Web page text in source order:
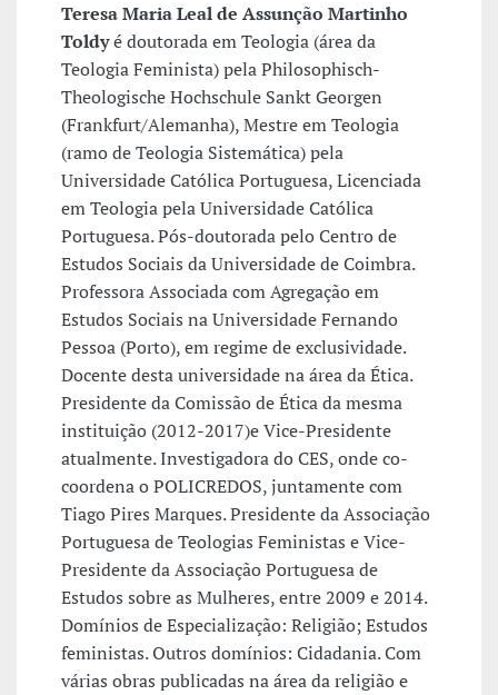
Teresa Maria Leal de Assunção Martinho
Toldyé doutorada em Teologia (área da
Teologia Feminista) pela Philosophisch-
Theologische Hochschule Sankt Georgen
(Frankfurt/Alemanha), Mestre em Teologia
(ramo de Teologia Sistemática) pela
Universidade Católica Portuguesa, Licenciada
em Teologia pela Universidade Católica
Portuguesa. Pós-doutorada pelo Centro de
Estudos Sociais da Universidade de Coimbra.
Professora Associada com Agregação em
Estudos Sociais na Universidade Fernando
Pessoa (Porto), em regime de exclusividade.
Docente desta universidade na área da Ética.
Presidente da Comissão de Ética da mesma
instituição (2012-2017)e Vice-Presidente
atualmente. Investigadora do CES, onde co-
coordena o POLICREDOS, juntamente com
Tiago Pires Marques. Presidente da Associação
Portuguesa de Teologias Feministas e Vice-
Presidente da Associação Portuguesa de
Estudos sobre as Mulheres, entre 2009 e 2014.
Domínios de Especialização: Religião; Estudos
feministas. Outros domínios: Cidadania. Com
várias obras publicadas na área da religião e